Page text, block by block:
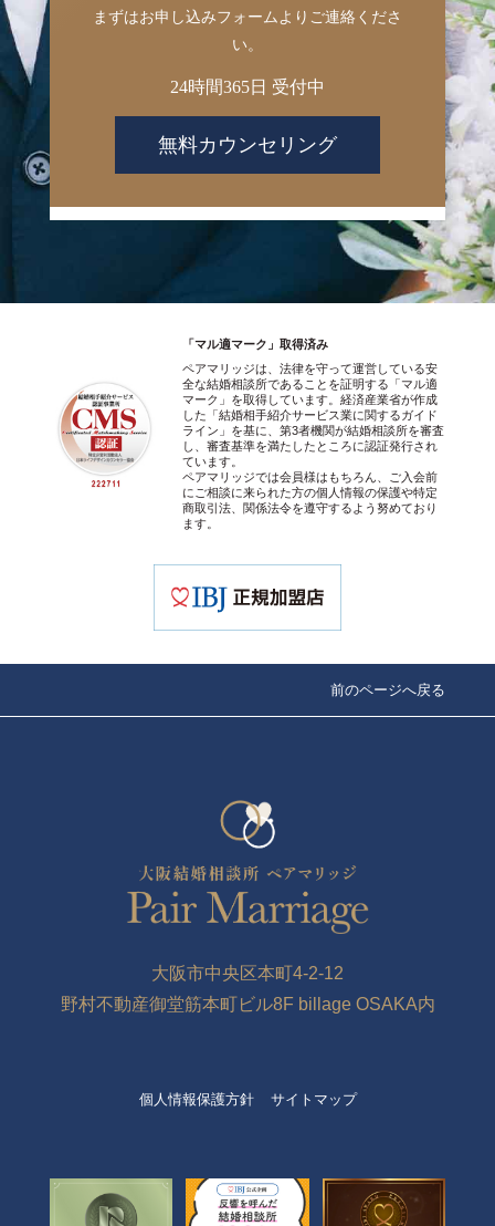
まずはお申し込みフォームよりご連絡くださ
い。
24時間365日 受付中
無料カウンセリング
「マル適マーク」取得済み
ペアマリッジは、法律を守って運営している安
全な結婚相談所であることを証明する「マル適
マーク」を取得しています。経済産業省が作成
した「結婚相手紹介サービス業に関するガイド
ライン」を基に、第3者機関が結婚相談所を審査
し、審査基準を満たしたところに認証発行され
ています。
ペアマリッジでは会員様はもちろん、ご入会前
にご相談に来られた方の個人情報の保護や特定
商取引法、関係法令を遵守するよう努めており
ます。
前のページへ戻る
大阪市中央区本町4-2-12
野村不動産御堂筋本町ビル8F billage OSAKA内
個人情報保護方針 サイトマップ